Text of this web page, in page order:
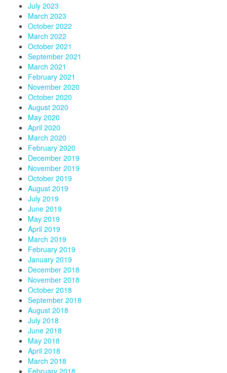
July 2023
March 2023
October 2022
March 2022
October 2021
September 2021
March 2021
February 2021
November 2020
October 2020
August 2020
May 2020
April 2020
March 2020
February 2020
December 2019
November 2019
October 2019
August 2019
July 2019
June 2019
May 2019
April 2019
March 2019
February 2019
January 2019
December 2018
November 2018
October 2018
September 2018
August 2018
July 2018
June 2018
May 2018
April 2018
March 2018
February 2018